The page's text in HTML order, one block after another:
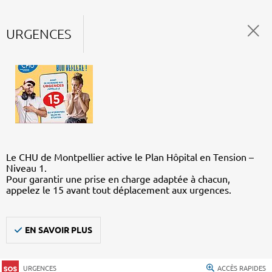
URGENCES
Le CHU de Montpellier active le Plan Hôpital en Tension –
Niveau 1.
Pour garantir une prise en charge adaptée à chacun,
appelez le 15 avant tout déplacement aux urgences.
EN SAVOIR PLUS
URGENCES ACCÈS RAPIDES